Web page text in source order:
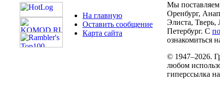
На главную
Оставить сообщение
Карта сайта
Мы поставляем
Оренбург,
Элиста, Тверь,
Петербург. С
ознакомиться
© 1947–2026.
любом
гиперссылка